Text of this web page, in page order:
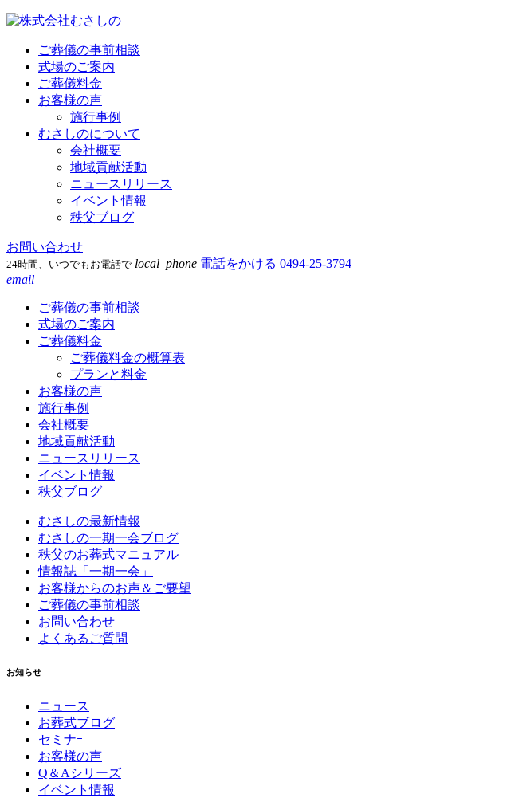
ご葬儀の事前相談
式場のご案内
ご葬儀料金
お客様の声
施行事例
むさしのについて
会社概要
地域貢献活動
ニュースリリース
イベント情報
秩父ブログ
お問い合わせ
24時間、いつでもお電話で local_phone 電話をかける 0494-25-3794
email
ご葬儀の事前相談
式場のご案内
ご葬儀料金
ご葬儀料金の概算表
プランと料金
お客様の声
施行事例
会社概要
地域貢献活動
ニュースリリース
イベント情報
秩父ブログ
むさしの最新情報
むさしの一期一会ブログ
秩父のお葬式マニュアル
情報誌「一期一会」
お客様からのお声＆ご要望
ご葬儀の事前相談
お問い合わせ
よくあるご質問
お知らせ
ニュース
お葬式ブログ
セミナｰ
お客様の声
Q＆Aシリーズ
イベント情報